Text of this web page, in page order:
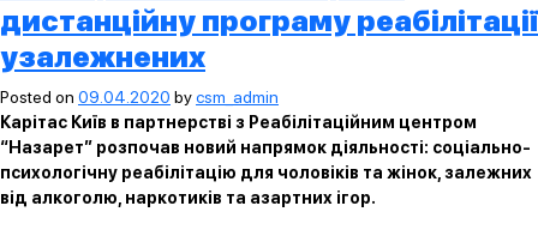
дистанційну програму реабілітації
узалежнених
Posted on 09.04.2020 bycsm_admin
Карітас Київ в партнерстві з Реабілітаційним центром
“Назарет” розпочав новий напрямок діяльності: соціально-
психологічну реабілітацію для чоловіків та жінок, залежних
від алкоголю, наркотиків та азартних ігор.